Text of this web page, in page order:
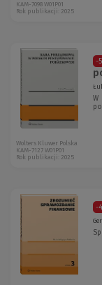
KAM-7098 W01P01
Rok publikacji: 2025
-
Wolters Kluwer Polska
KAM-7127 W01P01
Rok publikacji: 2025
-